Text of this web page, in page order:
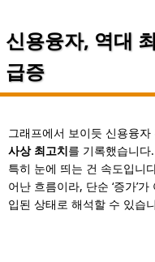
신용융자, 역대
급증
그래프에서 보이듯 신용융자
사상 최고치를 기록했습니다.
특히 눈에 띄는 건 속도입니
어난 흐름이라, 단순 ‘증가’
입된 상태로 해석할 수 있습